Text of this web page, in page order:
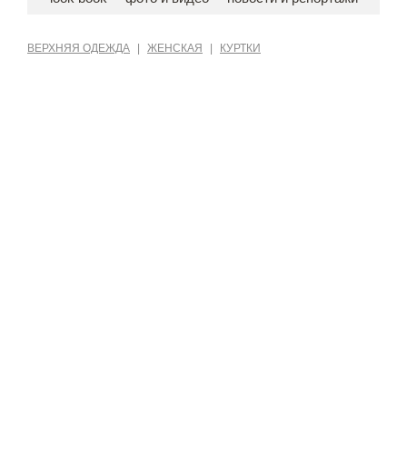
ВЕРХНЯЯ ОДЕЖДА ЖЕНСКАЯ КУРТКИ